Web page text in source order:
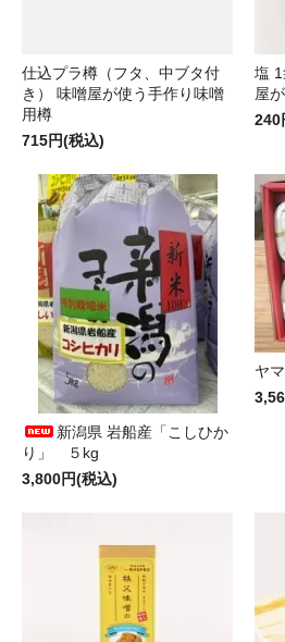
仕込プラ樽（フタ、中ブタ付
き） 味噌屋が使う手作り味噌
用樽
715円(税込)
塩
屋
240
新潟県 岩船産「こしひか
り」 ５kg
3,800円(税込)
ヤ